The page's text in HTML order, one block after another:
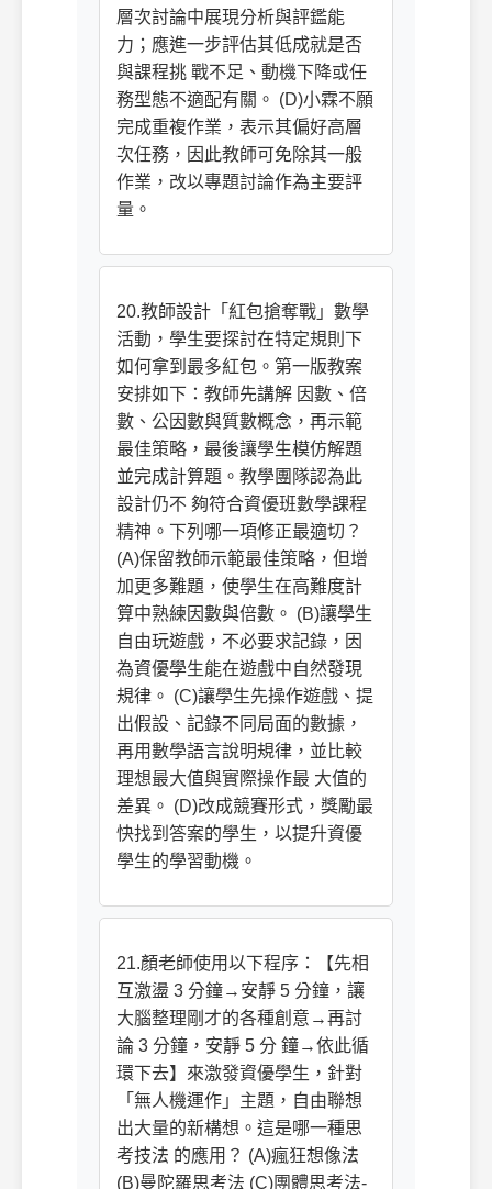
層次討論中展現分析與評鑑能
力；應進一步評估其低成就是否
與課程挑 戰不足、動機下降或任
務型態不適配有關。 (D)小霖不願
完成重複作業，表示其偏好高層
次任務，因此教師可免除其一般
作業，改以專題討論作為主要評
量。
20.教師設計「紅包搶奪戰」數學
活動，學生要探討在特定規則下
如何拿到最多紅包。第一版教案
安排如下：教師先講解 因數、倍
數、公因數與質數概念，再示範
最佳策略，最後讓學生模仿解題
並完成計算題。教學團隊認為此
設計仍不 夠符合資優班數學課程
精神。下列哪一項修正最適切？
(A)保留教師示範最佳策略，但增
加更多難題，使學生在高難度計
算中熟練因數與倍數。 (B)讓學生
自由玩遊戲，不必要求記錄，因
為資優學生能在遊戲中自然發現
規律。 (C)讓學生先操作遊戲、提
出假設、記錄不同局面的數據，
再用數學語言說明規律，並比較
理想最大值與實際操作最 大值的
差異。 (D)改成競賽形式，獎勵最
快找到答案的學生，以提升資優
學生的學習動機。
21.顏老師使用以下程序：【先相
互激盪 3 分鐘→安靜 5 分鐘，讓
大腦整理剛才的各種創意→再討
論 3 分鐘，安靜 5 分 鐘→依此循
環下去】來激發資優學生，針對
「無人機運作」主題，自由聯想
出大量的新構想。這是哪一種思
考技法 的應用？ (A)瘋狂想像法
(B)曼陀羅思考法 (C)團體思考法-